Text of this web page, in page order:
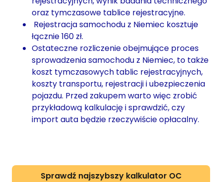
oraz tymczasowe tablice rejestracyjne.
Rejestracja samochodu z Niemiec kosztuje
łącznie 160 zł.
Ostateczne rozliczenie obejmujące proces
sprowadzenia samochodu z Niemiec, to także
koszt tymczasowych tablic rejestracyjnych,
koszty transportu, rejestracji i ubezpieczenia
pojazdu. Przed zakupem warto więc zrobić
przykładową kalkulację i sprawdzić, czy
import auta będzie rzeczywiście opłacalny.
Sprawdź najszybszy kalkulator OC